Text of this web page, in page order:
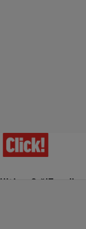
Ultima Oră!Trending